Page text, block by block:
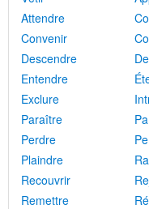
Attendre
Convenir
Descendre
Entendre
Exclure
Paraître
Perdre
Plaindre
Recouvrir
Remettre